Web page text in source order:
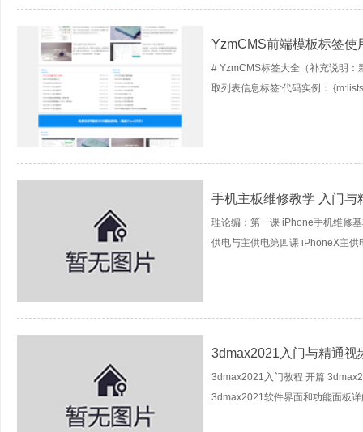
YzmCMS前端模板标签使
# YzmCMS标签大全（补充说明
取列表信息标签:代码实例：
手机主板维修教学 入门与
理论编：第一课 iPhone手机维修
供电与主供电第四课 iPhoneX主供
3dmax2021入门与精通视
3dmax2021入门教程 开篇
3dmax2021软件界面和功能面板